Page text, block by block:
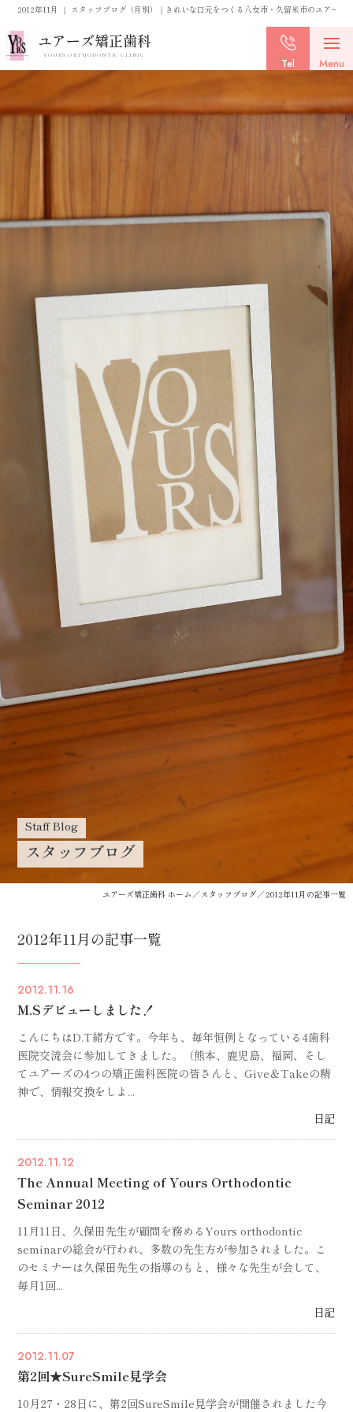
2012年11月 ｜ スタッフブログ（月別）｜きれいな口元をつくる八女市・久留米市のユアーズ
ユアーズ矯正歯科
YOURS ORTHODONTIC CLINIC
Tel Menu
Staff Blog
スタッフブログ
ユアーズ矯正歯科 ホーム スタッフブログ 2012年11月の記事一覧
2012年11月の記事一覧
2012.11.16
M.Sデビューしました！
こんにちはD.T緒方です。今年も、毎年恒例となっている4歯科
医院交流会に参加してきました。（熊本、鹿児島、福岡、そし
てユアーズの4つの矯正歯科医院の皆さんと、Give＆Takeの精
神で、情報交換をしよ...
日記
2012.11.12
The Annual Meeting of Yours Orthodontic
Seminar 2012
11月11日、久保田先生が顧問を務めるYours orthodontic
seminarの総会が行われ、多数の先生方が参加されました。こ
のセミナーは久保田先生の指導のもと、様々な先生が会して、
毎月1回...
日記
2012.11.07
第2回★SureSmile見学会
10月27・28日に、第2回SureSmile見学会が開催されました今